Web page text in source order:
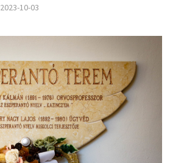
2023-10-03